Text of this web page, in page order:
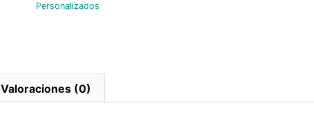
Personalizados
Valoraciones (0)